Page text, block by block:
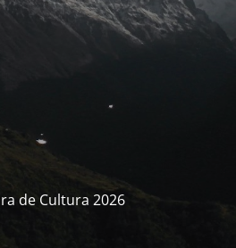
de Cultura 2026